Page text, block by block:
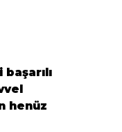
henüz